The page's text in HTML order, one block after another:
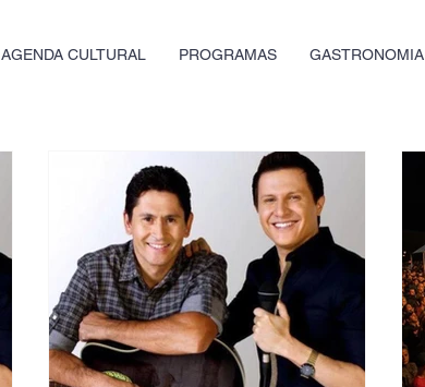
AGENDA CULTURAL PROGRAMAS GASTRONOMIA